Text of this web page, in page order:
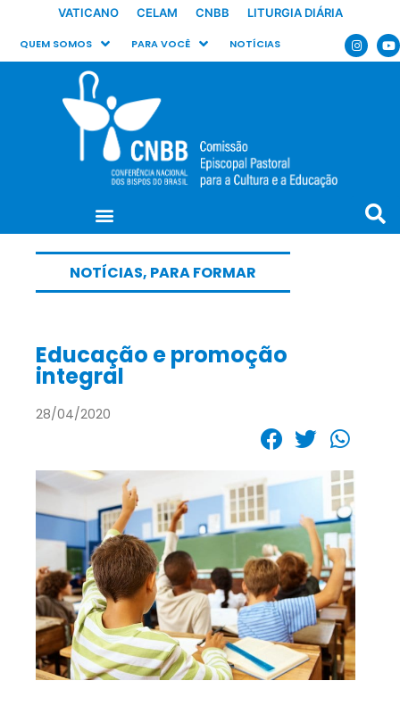
VATICANO CELAM CNBB LITURGIA DIÁRIA
QUEM SOMOS PARA VOCÊ NOTÍCIAS
NOTÍCIAS, PARA FORMAR
Educação e promoção
integral
28/04/2020